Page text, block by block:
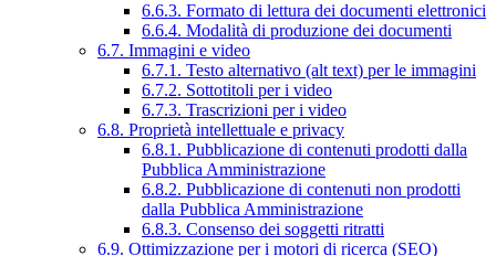
6.6.3. Formato di lettura dei documenti elettronici
6.6.4. Modalità di produzione dei documenti
6.7. Immagini e video
6.7.1. Testo alternativo (alt text) per le immagini
6.7.2. Sottotitoli per i video
6.7.3. Trascrizioni per i video
6.8. Proprietà intellettuale e privacy
6.8.1. Pubblicazione di contenuti prodotti dalla
Pubblica Amministrazione
6.8.2. Pubblicazione di contenuti non prodotti
dalla Pubblica Amministrazione
6.8.3. Consenso dei soggetti ritratti
6.9. Ottimizzazione per i motori di ricerca (SEO)